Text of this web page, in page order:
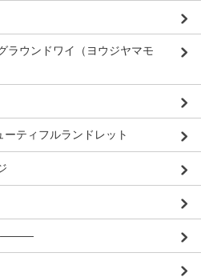
ウンドワイ（ヨウジヤマモ
ティフルランドレット
―――